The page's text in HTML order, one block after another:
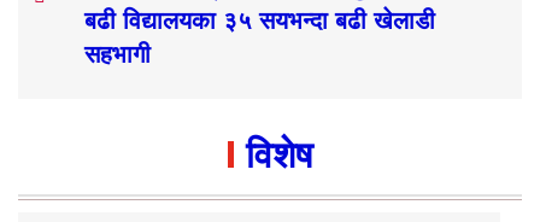
बढी विद्यालयका ३५ सयभन्दा बढी खेलाडी
सहभागी
विशेष